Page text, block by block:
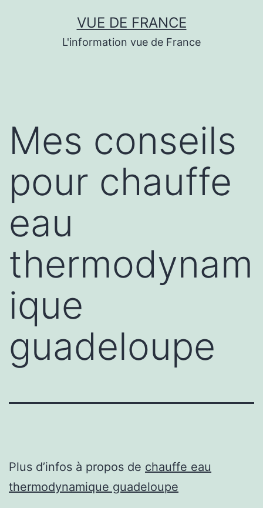
VUE DE FRANCE
L'information vue de France
Mes conseils
pour chauffe
eau
thermodynam
ique
guadeloupe
Plus d’infos à propos de chauffe eau
thermodynamique guadeloupe